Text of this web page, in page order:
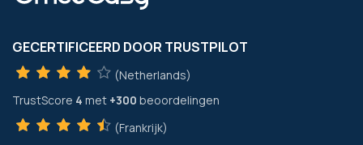
GECERTIFICEERD DOOR TRUSTPILOT
(Netherlands)
TrustScore 4 met +300 beoordelingen
(Frankrijk)